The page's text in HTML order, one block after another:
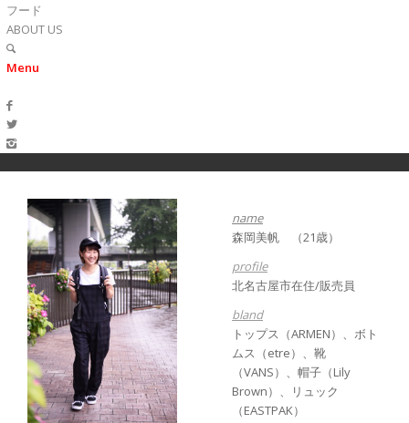
フード
ABOUT US
Menu
name
森岡美帆 （21歳）
profile
北名古屋市在住/販売員
bland
トップス（ARMEN）、ボト
ムス（etre）、靴
（VANS）、帽子（Lily
Brown）、リュック
（EASTPAK）